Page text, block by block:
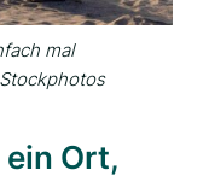
mal
ein Ort,